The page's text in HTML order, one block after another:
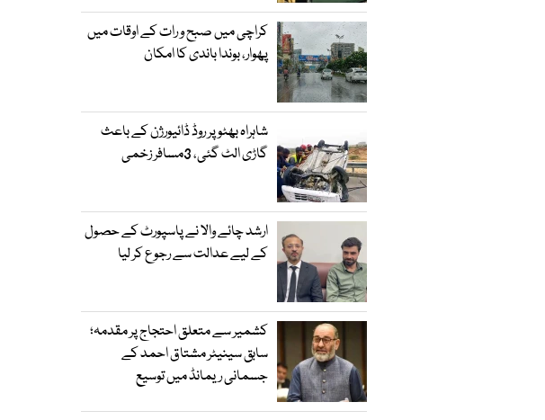
کراچی میں صبح و رات کے اوقات میں
پھوار، بوندا باندی کا امکان
شاہراہ بھٹو پر روڈ ڈائیورژن کے باعث
گاڑی الٹ گئی، 3مسافر زخمی
ارشد چائے والا نے پاسپورٹ کے حصول
کے لیے عدالت سے رجوع کر لیا
کشمیر سے متعلق احتجاج پر مقدمہ؛
سابق سینیٹر مشتاق احمد کے
جسمانی ریمانڈ میں توسیع